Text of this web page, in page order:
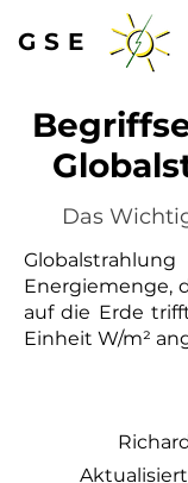
GSE
Das
Energiemenge,
auf die Erde
Einheit W/m²
Aktualisiert